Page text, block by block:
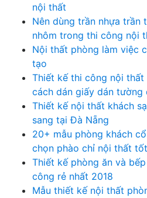
nội thất
Nên dùng trần nhựa trần
nhôm trong thi công nội
Nội thất phòng làm việc
tạo
Thiết kế thi công nội
cách dán giấy dán tường
Thiết kế nội thất khách
sang tại Đà Nẵng
20+ mẫu phòng khách
chọn phào chỉ nội thất
Thiết kế phòng ăn và
công rẻ nhất 2018
Mẫu thiết kế nội thất